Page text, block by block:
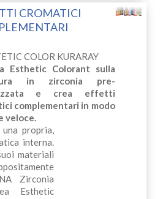
CROMATICI
COLOR KURARAY
Esthetic Colorant sulla
in zirconia pre-
e crea effetti
complementari in modo
veloce.
propria,
interna.
materiali
Zirconia
Esthetic